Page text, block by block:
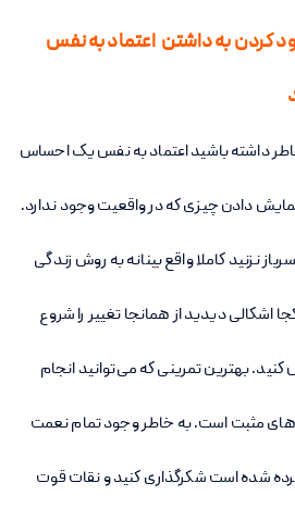
کردن به داشتن اعتماد به نفس
داشته باشید اعتماد به نفس یک احساس
دادن چیزی که در واقعیت وجود ندارد.
نزنید کاملا واقع بینانه به روش زندگی
اشکالی دیدید از همانجا تغییر را شروع
کنید. بهترین تمرینی که می‌توانید انجام
مثبت است. به خاطر وجود تمام نعمت
شده است شکرگذاری کنید و نقات قوت